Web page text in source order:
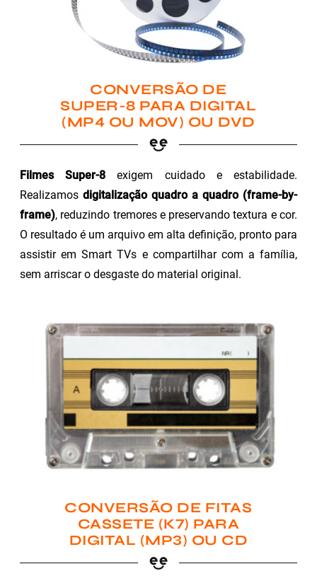
CONVERSÃO DE
SUPER-8 PARA DIGITAL
(MP4 OU MOV) OU DVD
Filmes Super-8 exigem cuidado e estabilidade.
Realizamos digitalização quadro a quadro (frame-by-
frame), reduzindo tremores e preservando textura e cor.
O resultado é um arquivo em alta definição, pronto para
assistir em Smart TVs e compartilhar com a família,
sem arriscar o desgaste do material original.
CONVERSÃO DE FITAS
CASSETE (K7) PARA
DIGITAL (MP3) OU CD